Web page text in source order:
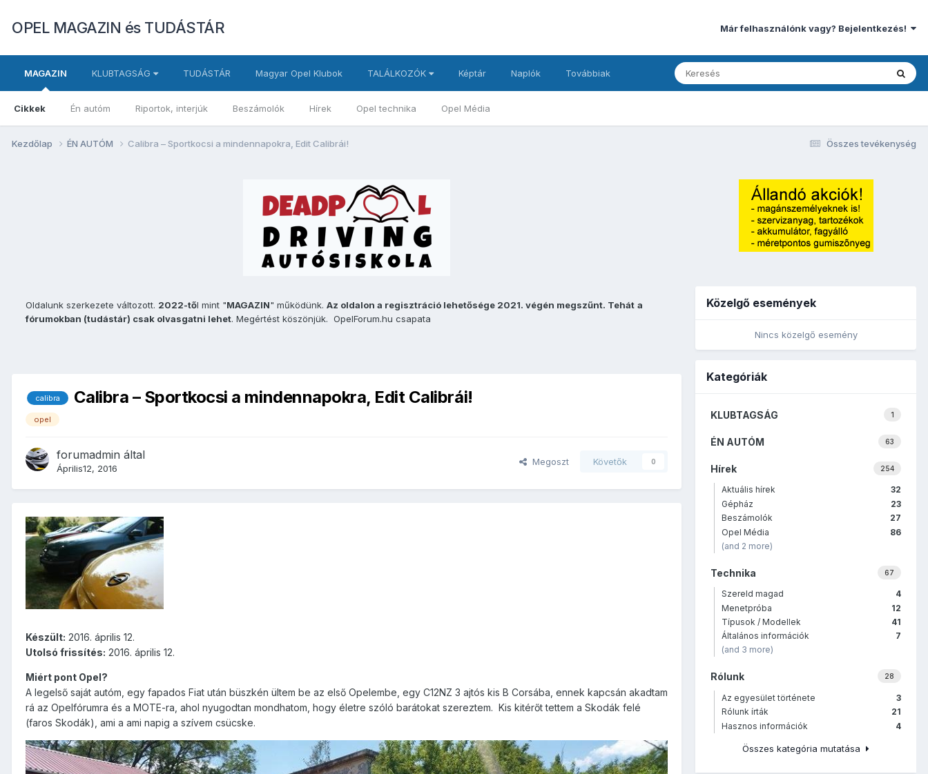
OPEL MAGAZIN és TUDÁSTÁR Már felhasználónk vagy? Bejelentkezés!
MAGAZIN
Cikkek Én autóm Riportok, interjúk Beszámolók Hírek Opel technika Opel Média
KLUBTAGSÁG TUDÁSTÁR Magyar Opel Klubok TALÁLKOZÓK Képtár Naplók Továbbiak
Összes tevékenység
Kezdőlap ÉN AUTÓM Calibra – Sportkocsi a mindennapokra, Edit Calibrái!
Oldalunk szerkezete változott. 2022-től mint "MAGAZIN" működünk. Az oldalon a regisztráció lehetősége 2021. végén megszűnt. Tehát a
fórumokban (tudástár) csak olvasgatni lehet. Megértést köszönjük. OpelForum.hu csapata
calibra Calibra – Sportkocsi a mindennapokra, Edit Calibrái!
opel
forumadmin által
Április12, 2016
Megoszt Követők 0
Készült: 2016. április 12.
Utolsó frissítés: 2016. április 12.
Miért pont Opel?
A legelső saját autóm, egy fapados Fiat után büszkén ültem be az első Opelembe, egy C12NZ 3 ajtós kis B Corsába, ennek kapcsán akadtam
rá az Opelfórumra és a MOTE-ra, ahol nyugodtan mondhatom, hogy életre szóló barátokat szereztem. Kis kitérőt tettem a Skodák felé
(faros Skodák), ami a ami napig a szívem csücske.
Közelgő események
Nincs közelgő esemény
Kategóriák
1
KLUBTAGSÁG
63
ÉN AUTÓM
254
Hírek
32
Aktuális hírek
23
Gépház
27
Beszámolók
86
Opel Média
(and 2 more)
67
Technika
4
Szereld magad
12
Menetpróba
41
Típusok / Modellek
7
Általános információk
(and 3 more)
28
Rólunk
3
Az egyesület története
21
Rólunk írták
4
Hasznos információk
Összes kategória mutatása